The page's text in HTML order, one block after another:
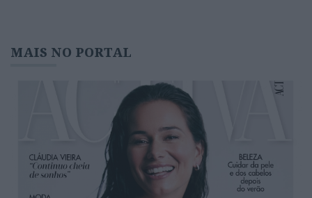
MAIS NO PORTAL